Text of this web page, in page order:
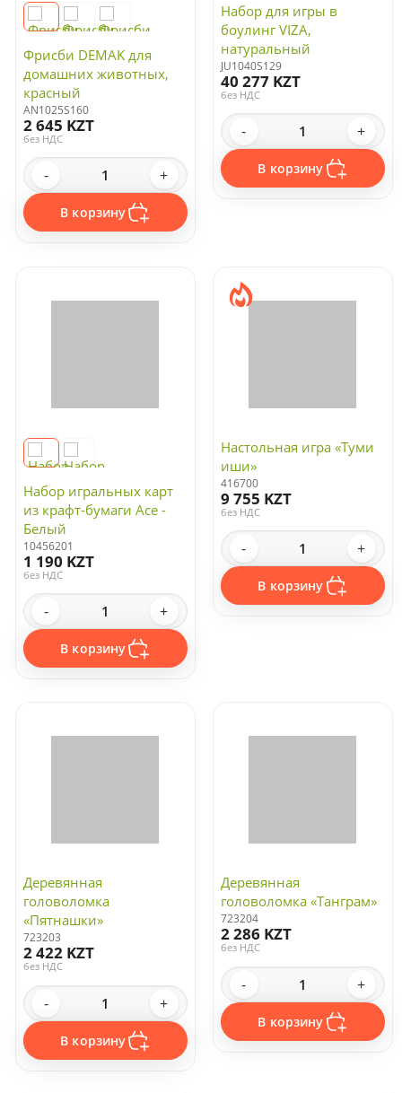
Фрисби DEMAK для
домашних животных,
красный
AN1025S160
2 645 KZT
без НДС
- +
В корзину
Набор для игры в
боулинг VIZA,
натуральный
JU1040S129
40 277 KZT
без НДС
- +
В корзину
Набор игральных карт
из крафт-бумаги Ace -
Белый
10456201
1 190 KZT
без НДС
- +
В корзину
Настольная игра «Туми
иши»
416700
9 755 KZT
без НДС
- +
В корзину
Деревянная
головоломка
«Пятнашки»
723203
2 422 KZT
без НДС
- +
В корзину
Деревянная
головоломка «Танграм»
723204
2 286 KZT
без НДС
- +
В корзину